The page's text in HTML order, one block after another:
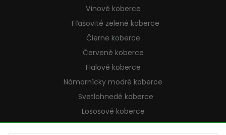
Vínové koberce
Fľašovité zelené koberce
Čierne koberce
Červené koberce
Fialové koberce
Námornícky modré koberce
Svetlohnedé koberce
Lososové koberce
Krémové koberce